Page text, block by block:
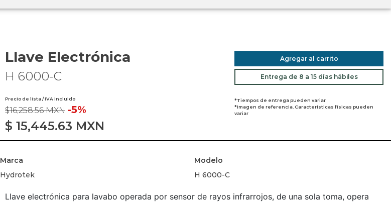
Llave Electrónica
H 6000-C
Precio de lista / IVA incluido
$16,258.56 MXN -5%
$ 15,445.63 MXN
Agregar al carrito
Entrega de 8 a 15 días hábiles
*Tiempos de entrega pueden variar
*Imagen de referencia. Características físicas pueden
variar
Marca
Modelo
Hydrotek
H 6000-C
Llave electrónica para lavabo operada por sensor de rayos infrarrojos, de una sola toma, opera